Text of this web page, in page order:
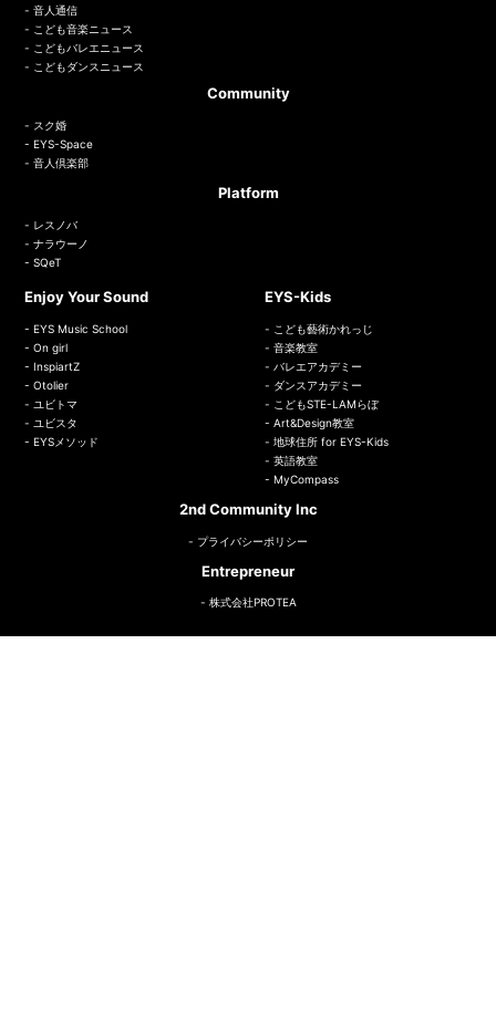
音人通信
こども音楽ニュース
こどもバレエニュース
こどもダンスニュース
Community
スク婚
EYS-Space
音人倶楽部
Platform
レスノバ
ナラウーノ
SQeT
Enjoy Your Sound EYS-Kids
EYS Music School
On girl
InspiartZ
Otolier
ユビトマ
ユビスタ
EYSメソッド
こども藝術かれっじ
音楽教室
バレエアカデミー
ダンスアカデミー
こどもSTE-LAMらぼ
Art&Design教室
地球住所 for EYS-Kids
英語教室
MyCompass
2nd Community Inc
プライバシーポリシー
Entrepreneur
株式会社PROTEA